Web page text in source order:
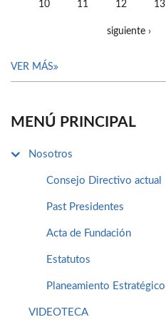
10 11 12 13
siguiente ›
VER MÁS
MENÚ PRINCIPAL
Nosotros
Consejo Directivo actual
Past Presidentes
Acta de Fundación
Estatutos
Planeamiento Estratégico
VIDEOTECA